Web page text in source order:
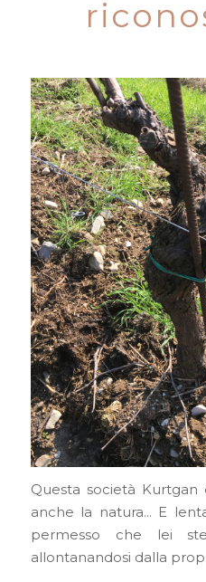
Questa società
anche la natura… E
permesso che lei
allontanandosi dalla